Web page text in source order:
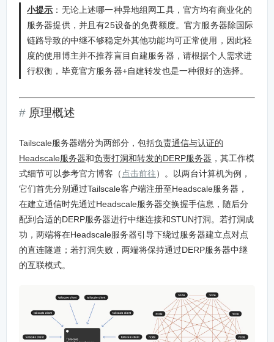
小提示 ：无论上述哪一种异地组网工具，官方均有商业化的
服务器提供，并且有25设备的免费额度。官方服务器除国际
链路导致的中继不够稳定外其他功能均可正常使用，因此轻
度的使用博主并不推荐盲目自建服务器，请根据个人需求进
行权衡，毕竟官方服务器+自建转发也是一种很好的选择。
原理概述
Tailscale服务器端分为两部分，包括负责通信与认证的
Headscale服务器和负责打洞和转发的DERP服务器 ，其工作模
式细节可以参考官方博客（ 点击前往）。以两台计算机为例，
它们首先分别通过Tailscale客户端注册至Headscale服务器，
在建立通信时先通过Headscale服务器交换握手信息，随后分
配到合适的DERP服务器进行中继连接和STUN打洞。若打洞成
功，两端将在Headscale服务器引导下绕过服务器建立点对点
的直连隧道；若打洞失败，两端将保持通过DERP服务器中继
的互联模式。